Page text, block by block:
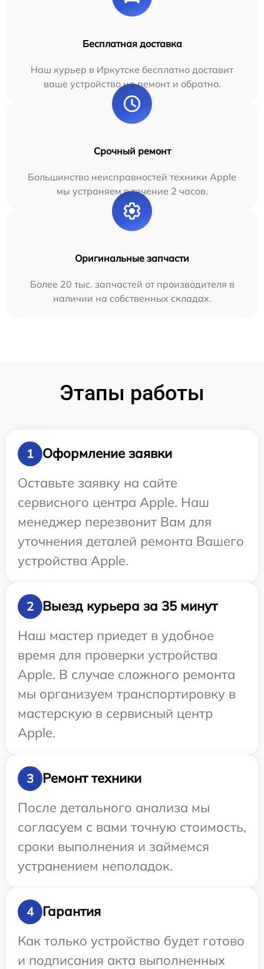
Бесплатная доставка
Наш курьер в Иркутске бесплатно доставит
ваше устройство на ремонт и обратно.
Срочный ремонт
Большинство неисправностей техники Apple
мы устраняем в течение 2 часов.
Оригинальные запчасти
Более 20 тыс. запчастей от производителя в
наличии на собственных складах.
Этапы работы
1
Оформление заявки
Оставьте заявку на сайте
сервисного центра Apple. Наш
менеджер перезвонит Вам для
уточнения деталей ремонта Вашего
устройства Apple.
2
Выезд курьера за 35 минут
Наш мастер приедет в удобное
время для проверки устройства
Apple. В случае сложного ремонта
мы организуем транспортировку в
мастерскую в сервисный центр
Apple.
3
Ремонт техники
После детального анализа мы
согласуем с вами точную стоимость,
сроки выполнения и займемся
устранением неполадок.
4
Гарантия
Как только устройство будет готово
и подписания акта выполненных